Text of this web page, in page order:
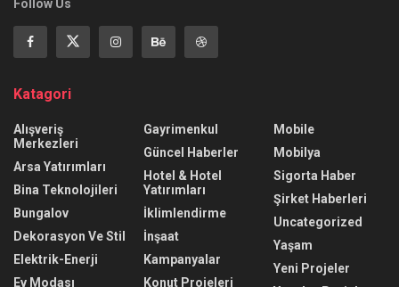
Follow Us
Katagori
Alışveriş
Merkezleri
Arsa Yatırımları
Bina Teknolojileri
Bungalov
Dekorasyon Ve Stil
Elektrik-Enerji
Ev Modası
Gayrimenkul
Güncel Haberler
Hotel & Hotel
Yatırımları
İklimlendirme
İnşaat
Kampanyalar
Konut Projeleri
Mobile
Mobilya
Sigorta Haber
Şirket Haberleri
Uncategorized
Yaşam
Yeni Projeler